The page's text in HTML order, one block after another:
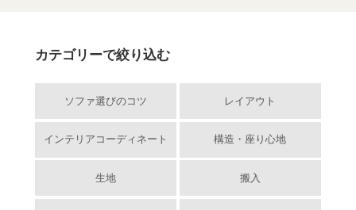
カテゴリーで絞り込む
ソファ選びのコツ レイアウト
インテリアコーディネート 構造・座り心地
生地 搬入